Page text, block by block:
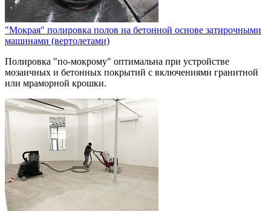
"Мокрая" полировка полов на бетонной основе затирочными
машинами (вертолетами)
Полировка "по-мокрому" оптимальна при устройстве
мозаичных и бетонных покрытий с включениями гранитной
или мраморной крошки.